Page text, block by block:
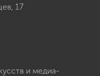
17
и медиа-